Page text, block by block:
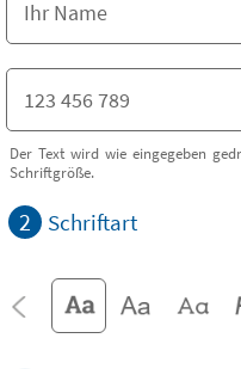
Der Text wird wie eingegeben
Schriftgröße.
2 Schriftart